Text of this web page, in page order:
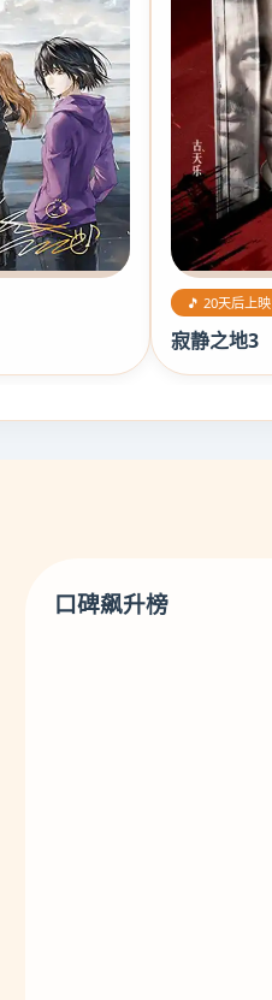
🎵 20天后上映
寂静之地3
口碑飙升榜